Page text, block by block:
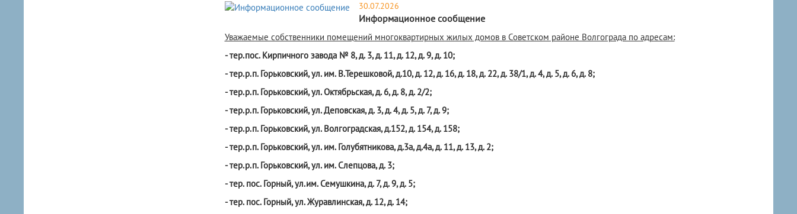
30.07.2026
Информационное сообщение
Уважаемые собственники помещений многоквартирных жилых домов в Советском районе Волгограда по адресам:
- тер.пос. Кирпичного завода № 8, д. 3, д. 11, д. 12, д. 9, д. 10;
- тер.р.п. Горьковский, ул. им. В.Терешковой, д.10, д. 12, д. 16, д. 18, д. 22, д. 38/1, д. 4, д. 5, д. 6, д. 8;
- тер.р.п. Горьковский, ул. Октябрьская, д. 6, д. 8, д. 2/2;
- тер.р.п. Горьковский, ул. Деповская, д. 3, д. 4, д. 5, д. 7, д. 9;
- тер.р.п. Горьковский, ул. Волгоградская, д.152, д. 154, д. 158;
- тер.р.п. Горьковский, ул. им. Голубятникова, д.3а, д.4а, д. 11, д. 13, д. 2;
- тер.р.п. Горьковский, ул. им. Слепцова, д. 3;
- тер. пос. Горный, ул.им. Семушкина, д. 7, д. 9, д. 5;
- тер. пос. Горный, ул. Журавлинская, д. 12, д. 14;